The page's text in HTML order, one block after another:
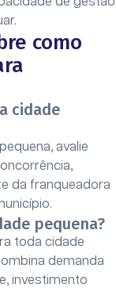
como
cidade
avalie
da franqueadora
pequena?
toda cidade
demanda
investimento